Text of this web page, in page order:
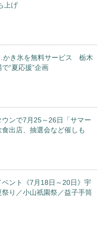
上げ
かき氷を無料サービス 栃木
“夏応援”企画
ンで7月25～26日「サマー
出店、抽選会など催しも
ント《7月18日～20日》宇
り／小山祇園祭／益子手筒